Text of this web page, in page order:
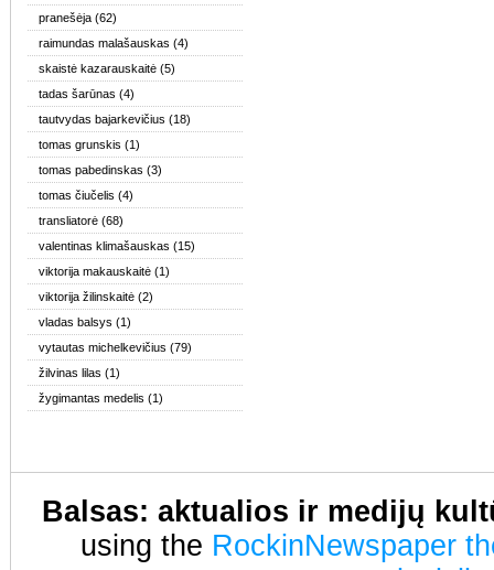
pranešėja (62)
raimundas malašauskas (4)
skaistė kazarauskaitė (5)
tadas šarūnas (4)
tautvydas bajarkevičius (18)
tomas grunskis (1)
tomas pabedinskas (3)
tomas čiučelis (4)
transliatorė (68)
valentinas klimašauskas (15)
viktorija makauskaitė (1)
viktorija žilinskaitė (2)
vladas balsys (1)
vytautas michelkevičius (79)
žilvinas lilas (1)
žygimantas medelis (1)
Balsas: aktualios ir medijų
using the RockinNewspaper